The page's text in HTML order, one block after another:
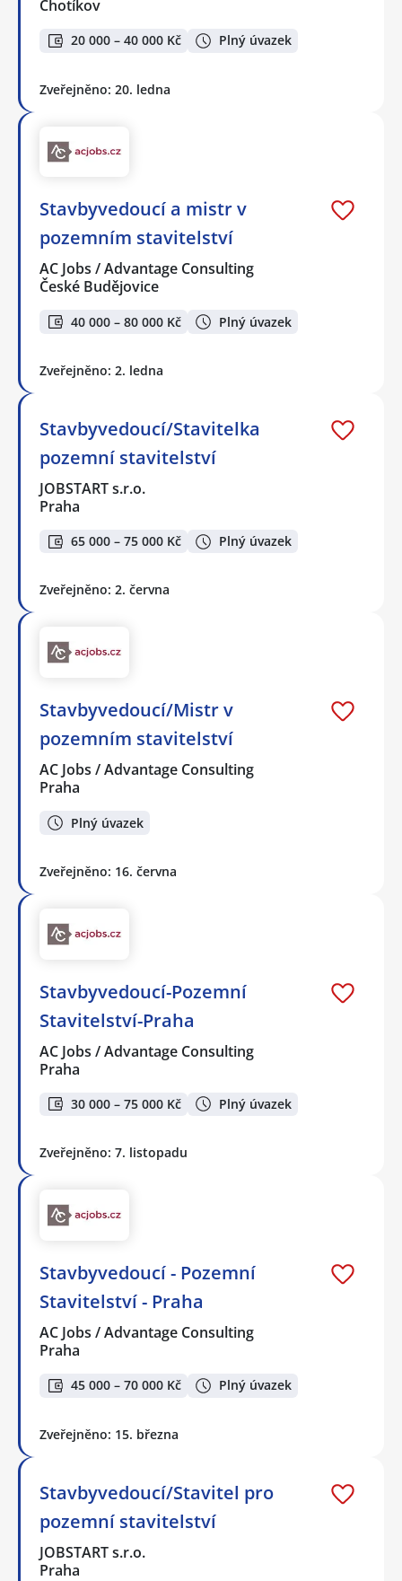
Chotíkov
20 000 – 40 000 Kč Plný úvazek
Zveřejněno: 20. ledna
Stavbyvedoucí a mistr v
pozemním stavitelství
AC Jobs / Advantage Consulting
České Budějovice
40 000 – 80 000 Kč Plný úvazek
Zveřejněno: 2. ledna
Stavbyvedoucí/Stavitelka
pozemní stavitelství
JOBSTART s.r.o.
Praha
65 000 – 75 000 Kč Plný úvazek
Zveřejněno: 2. června
Stavbyvedoucí/Mistr v
pozemním stavitelství
AC Jobs / Advantage Consulting
Praha
Plný úvazek
Zveřejněno: 16. června
Stavbyvedoucí-Pozemní
Stavitelství-Praha
AC Jobs / Advantage Consulting
Praha
30 000 – 75 000 Kč Plný úvazek
Zveřejněno: 7. listopadu
Stavbyvedoucí - Pozemní
Stavitelství - Praha
AC Jobs / Advantage Consulting
Praha
45 000 – 70 000 Kč Plný úvazek
Zveřejněno: 15. března
Stavbyvedoucí/Stavitel pro
pozemní stavitelství
JOBSTART s.r.o.
Praha